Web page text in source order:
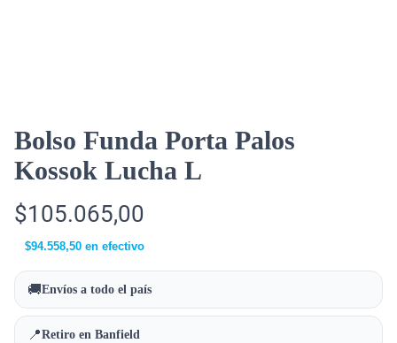
Bolso Funda Porta Palos
Kossok Lucha L
$105.065,00
$94.558,50 en efectivo
🚚Envíos a todo el país
📍Retiro en Banfield